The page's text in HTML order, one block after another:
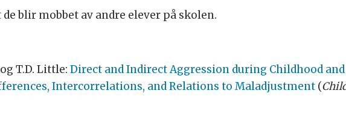
blir mobbet av andre elever på skolen.
T.D. Little: Direct and Indirect Aggression during Childhood and
Intercorrelations, and Relations to Maladjustment(